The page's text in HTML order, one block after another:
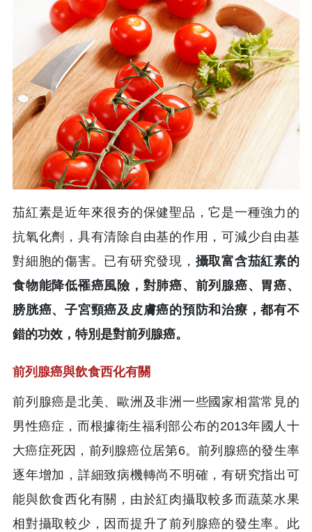
茄紅素是近年來很夯的保健聖品，它是一種強力的
抗氧化劑，具有清除自由基的作用，可減少自由基
對細胞的傷害。已有研究發現， 攝取富含茄紅素的
食物能降低罹癌風險，對肺癌、前列腺癌、胃癌、
膀胱癌、子宮頸癌及皮膚癌的預防和治療，都有不
錯的功效，特別是對前列腺癌。
前列腺癌與飲食西化有關
前列腺癌是北美、歐洲及非洲一些國家相當常見的
男性癌症，而根據衛生福利部公布的2013年國人十
大癌症死因，前列腺癌位居第6。前列腺癌的發生率
逐年增加，詳細致病機轉尚不明確，有研究指出可
能與飲食西化有關，由於紅肉攝取較多而蔬菜水果
相對攝取較少，因而提升了前列腺癌的發生率。此